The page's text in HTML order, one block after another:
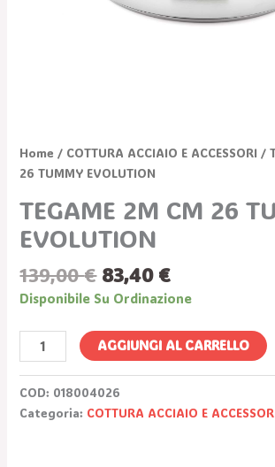
Home / COTTURA ACCIAIO E ACCESSORI /
26 TUMMY EVOLUTION
TEGAME 2M CM 26
EVOLUTION
139,00€ 83,40 €
Disponibile Su Ordinazione
AGGIUNGI AL CARRELLO
COD: 018004026
Categoria: COTTURA ACCIAIO E